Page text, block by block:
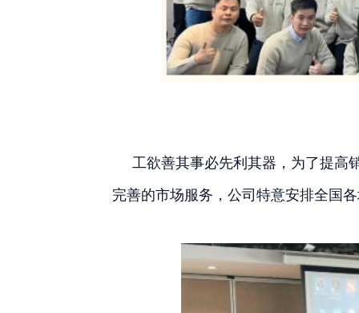
工欲善其事必先利其器，为了提高
完善的市场服务，公司特意安排全国